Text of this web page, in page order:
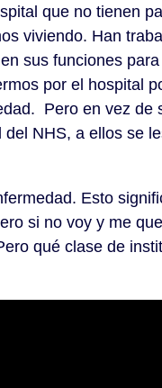
que no tienen
viviendo. Han
sus funciones para
por el hospital
Pero en vez de
NHS, a ellos se
Esto
si no voy y me
qué clase de